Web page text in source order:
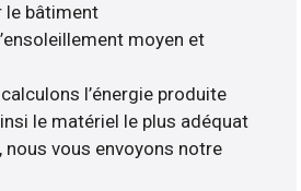
le bâtiment
moyen et
l’énergie produite
le matériel le plus adéquat
nous vous envoyons notre